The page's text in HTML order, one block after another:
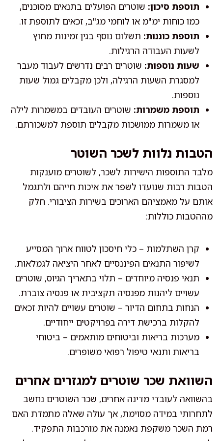
תוספת סיכון: שוטרים הפועלים בתנאים מסוכנים,
כמו כוחות ימ"מ או לוחמי מג"ב, זכאים לתוספת זו.
תוספת כוננות: תשלום נוסף בגין זמינות מחוץ
לשעות העבודה הרגילות.
שעות נוספות: שוטרים רבים נדרשים לעבוד מעבר
למסגרת השעות הרגילה, ולכן מקבלים גמול שעות
נוספות.
תוספת משמרות: שוטרים העובדים במשמרות לילה
או משמרות ממושכות מקבלים תוספת למשכורתם.
הטבות נלוות לשכר השוטר
מלבד התוספות הישירות לשכר, לשוטרים מוענקות
הטבות רבות שנועדו לשפר את איכות חייהם ולתגמל
אותם על מאמציהם הארוכים בשירות הציבורי. חלק
מההטבות כוללות:
קרן השתלמות – כלי חיסכון לטווח ארוך המסייע
לשיפור התנאים הפיננסיים לאחר היציאה לגמלאות.
תנאי פנסיה מיוחדים – תלוי בתאריך הגיוס, שוטרים
עשויים ליהנות מפנסיה תקציבית או פנסיה צוברת.
הנחות בתחום הדיור – שוטרים עשויים להיות זכאים
להקלות ברכישת דירה בפרויקטים ייחודיים.
מערכות בריאות וביטוחים מותאמים – ביטוחי
בריאות ותנאי טיפול רפואי משופרים.
השוואת שכר שוטרים למגזרים אחרים
בהשוואה לעובדי מדינה אחרים, שכר השוטרים נחשב
לתחרותי במידה מסוימת, אך עולה שאלה מתמדת האם
רמת השכר משקפת נאמנה את מורכבות התפקיד.